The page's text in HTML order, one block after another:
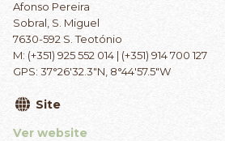
Afonso Pereira
Sobral, S. Miguel
7630-592 S. Teotónio
M: (+351) 925 552 014 | (+351) 914 700 127
GPS: 37°26'32.3"N, 8°44'57.5"W
Site
Ver website